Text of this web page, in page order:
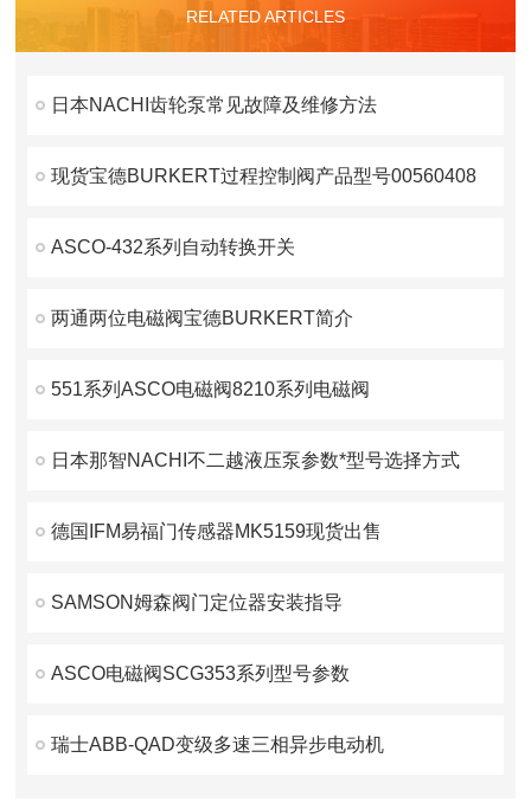
RELATED ARTICLES
日本NACHI齿轮泵常见故障及维修方法
现货宝德BURKERT过程控制阀产品型号00560408
ASCO-432系列自动转换开关
两通两位电磁阀宝德BURKERT简介
551系列ASCO电磁阀8210系列电磁阀
日本那智NACHI不二越液压泵参数*型号选择方式
德国IFM易福门传感器MK5159现货出售
SAMSON姆森阀门定位器安装指导
ASCO电磁阀SCG353系列型号参数
瑞士ABB-QAD变级多速三相异步电动机